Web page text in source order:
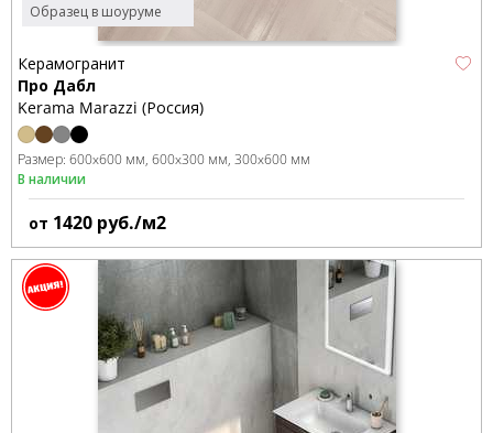
Образец в шоуруме
Керамогранит
Про Дабл
Kerama Marazzi (Россия)
Размер: 600x600 мм 600x300 мм 300x600 мм
В наличии
от 1420 руб./м2